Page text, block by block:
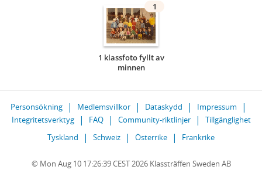
1
1 klassfoto fyllt av
minnen
Personsökning Medlemsvillkor Dataskydd
Impressum
Integritetsverktyg
FAQ Community-riktlinjer
Tillgänglighet
Tyskland
Schweiz Österrike Frankrike
© Mon Aug 10 17:26:39 CEST 2026 Klassträffen Sweden AB